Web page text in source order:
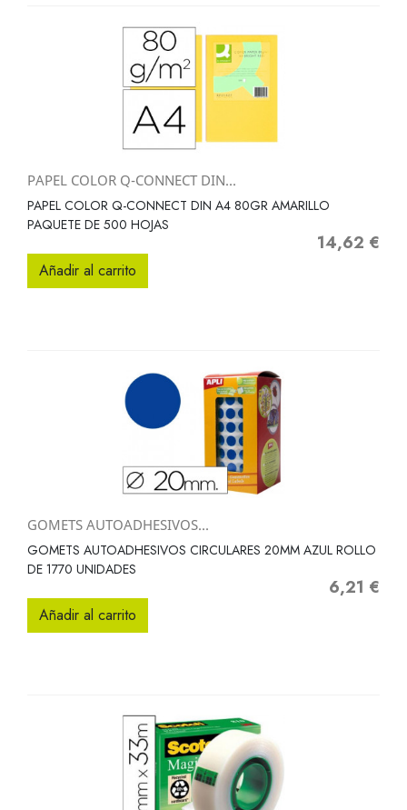
PAPEL COLOR Q-CONNECT DIN...
PAPEL COLOR Q-CONNECT DIN A4 80GR AMARILLO
PAQUETE DE 500 HOJAS
Precio
14,62 €
Añadir al carrito
GOMETS AUTOADHESIVOS...
GOMETS AUTOADHESIVOS CIRCULARES 20MM AZUL ROLLO
DE 1770 UNIDADES
Precio
6,21 €
Añadir al carrito